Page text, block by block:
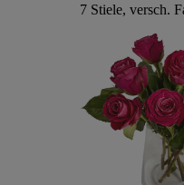
7 Stiele, versch.